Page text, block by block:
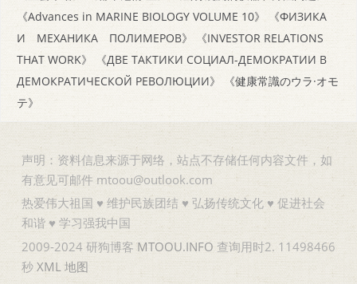
《Advances in MARINE BIOLOGY VOLUME 10》
《ФИЗИКА
И МЕХАНИКА ПОЛИМЕРОВ》
《INVESTOR RELATIONS
THAT WORK》
《ДВЕ ТАКТИКИ СОЦИАЛ-ДЕМОКРАТИИ В
ДЕМОКРАТИЧЕСКОЙ РЕВОЛЮЦИИ》
《健康常識のウラ·オモ
テ》
声明：资料信息来源于网络，站点不存储任何内容文件，如
有意见可邮件 mtoou@outlook.com
热爱伟大祖国 ♥ 维护民族团结 ♥ 弘扬传统文化 ♥ 促进社会
和谐 ♥ 学习强我中国
2009-2024 研狗博客MTOOU.INFO 查询用时2. 11498466
秒 XML 地图